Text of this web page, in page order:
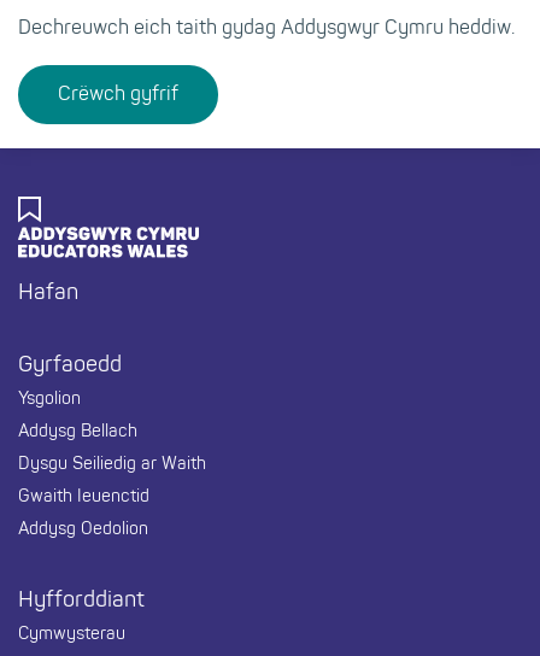
Dechreuwch eich taith gydag Addysgwyr Cymru heddiw.
Crëwch gyfrif
Footer
Hafan
Gyrfaoedd
Ysgolion
Addysg Bellach
Dysgu Seiliedig ar Waith
Gwaith Ieuenctid
Addysg Oedolion
Hyfforddiant
Cymwysterau